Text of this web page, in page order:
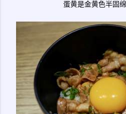
蛋黄是金黄色半固绵